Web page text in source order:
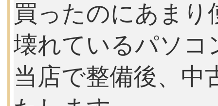
買ったのにあま
壊れているパソコ
当店で整備後、中